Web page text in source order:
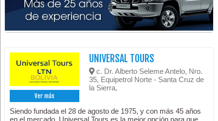
Ver más
UNIVERSAL TOURS
c. Dr. Alberto Seleme Antelo, Nro.
35, Equipetrol Norte - Santa Cruz de
la Sierra,
Siendo fundada el 28 de agosto de 1975, y con más 45 años